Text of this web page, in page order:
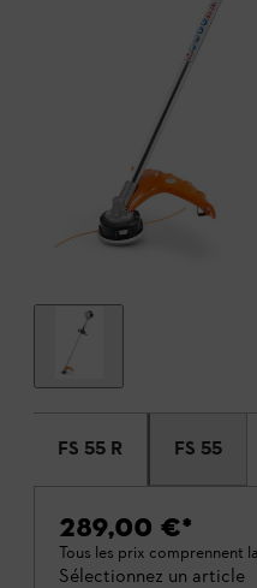
FS 55 R FS 55
289,00 €*
Tous les prix comprennent
Sélectionnez un article